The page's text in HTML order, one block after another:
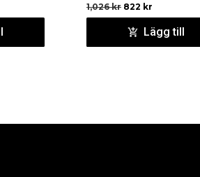
1,026kr 822 kr
Lägg till